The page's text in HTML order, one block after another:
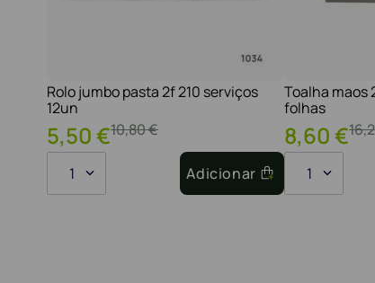
Rolo jumbo pasta 2f 210 serviços
12un
10,80€
5,50€
1 Adicionar
Toalha maos
folhas
16,
8,60€
1